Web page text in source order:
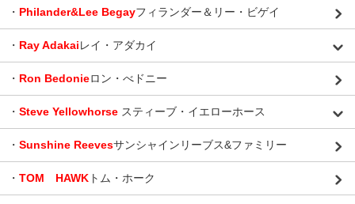
・ Philander&Lee Begayフィランダー＆リー・ビゲイ
・ Ray Adakaiレイ・アダカイ
・ Ron Bedonieロン・べドニー
・ Steve Yellowhorse スティーブ・イエローホース
・ Sunshine Reevesサンシャインリーブス&ファミリー
・ TOM HAWK トム・ホーク